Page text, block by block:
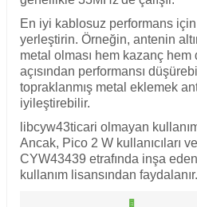
En iyi kablosuz performans
yerleştirin. Örneğin, antenin
metal olması hem kazanç
açısından performansı
topraklanmış metal eklemek
iyileştirebilir.
libcyw43ticari olmayan
Ancak, Pico 2 W kullanıcıları
CYW43439 etrafında inşa
kullanım lisansından faydalanır.